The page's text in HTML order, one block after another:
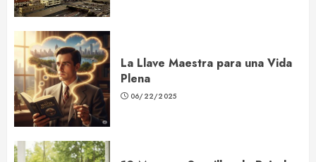
La Llave Maestra para una Vida
Plena
06/22/2025